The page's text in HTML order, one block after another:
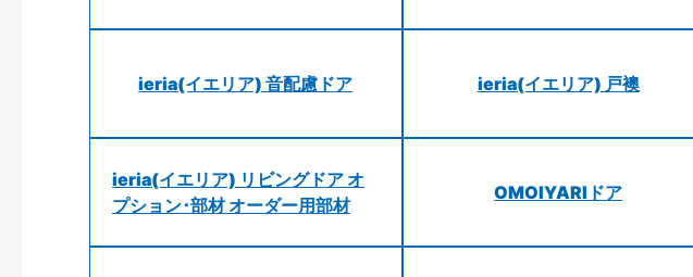
ieria(イエリア) 音配慮ドア ieria(イエリア) 戸襖
ieria(イエリア) リビングドア オ
プション･部材 オーダー用部材
OMOIYARIドア